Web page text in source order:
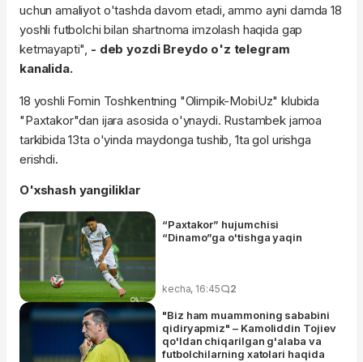
uchun amaliyot o'tashda davom etadi, ammo ayni damda 18
yoshli futbolchi bilan shartnoma imzolash haqida gap
ketmayapti", - deb yozdi Breydo o'z telegram
kanalida.
18 yoshli Fomin Toshkentning "Olimpik-MobiUz" klubida
"Paxtakor"dan ijara asosida o'ynaydi. Rustambek jamoa
tarkibida 13ta o'yinda maydonga tushib, 1ta gol urishga
erishdi.
O'xshash yangiliklar
“Paxtakor” hujumchisi
“Dinamo”ga o'tishga yaqin
kecha, 16:45 2
"Biz ham muammoning sababini
qidiryapmiz" – Kamoliddin Tojiev
qo'ldan chiqarilgan g'alaba va
futbolchilarning xatolari haqida